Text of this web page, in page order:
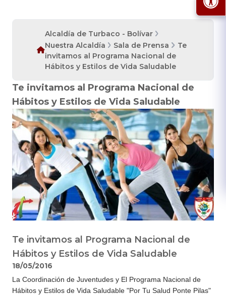
Alcaldía de Turbaco - Bolívar
Nuestra Alcaldía
Sala de Prensa
Te
invitamos al Programa Nacional de
Hábitos y Estilos de Vida Saludable
Te invitamos al Programa Nacional de
Hábitos y Estilos de Vida Saludable
Te invitamos al Programa Nacional de
Hábitos y Estilos de Vida Saludable
18/05/2016
​​La Coordinación de Juventudes y El Programa Nacional de
Hábitos​ y Estilos de Vida Saludable "Por Tu Salud Ponte Pilas"